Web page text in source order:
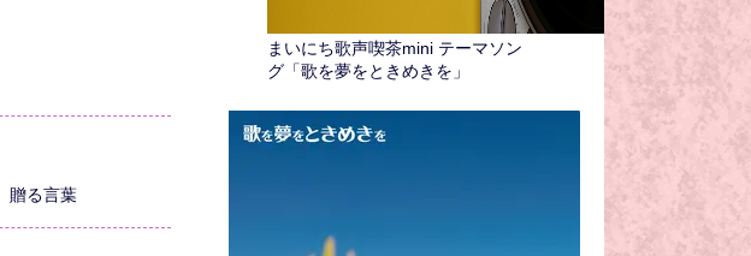
贈る言葉
まいにち歌声喫茶mini テーマソン
グ「歌を夢をときめきを」